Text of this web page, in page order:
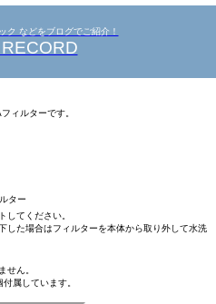
ク などをブログでご紹介！
ィルターです。
ター
してください。
した場合はフィルターを本体から取り外して水洗
せん。
属しています。